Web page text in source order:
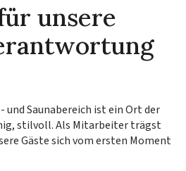
unsere
Saunabereich ist ein Ort der
stilvoll. Als Mitarbeiter trägst
Gäste sich vom ersten Moment